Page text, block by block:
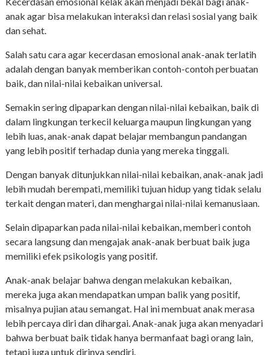
anak agar bisa melakukan interaksi dan relasi sosial yang baik
dan sehat.
Salah satu cara agar kecerdasan emosional anak-anak terlatih
adalah dengan banyak memberikan contoh-contoh perbuatan
baik, dan nilai-nilai kebaikan universal.
Semakin sering dipaparkan dengan nilai-nilai kebaikan, baik di
dalam lingkungan terkecil keluarga maupun lingkungan yang
lebih luas, anak-anak dapat belajar membangun pandangan
yang lebih positif terhadap dunia yang mereka tinggali.
Dengan banyak ditunjukkan nilai-nilai kebaikan, anak-anak jadi
lebih mudah berempati, memiliki tujuan hidup yang tidak selalu
terkait dengan materi, dan menghargai nilai-nilai kemanusiaan.
Selain dipaparkan pada nilai-nilai kebaikan, memberi contoh
secara langsung dan mengajak anak-anak berbuat baik juga
memiliki efek psikologis yang positif.
Anak-anak belajar bahwa dengan melakukan kebaikan,
mereka juga akan mendapatkan umpan balik yang positif,
misalnya pujian atau semangat. Hal ini membuat anak merasa
lebih percaya diri dan dihargai. Anak-anak juga akan menyadari
bahwa berbuat baik tidak hanya bermanfaat bagi orang lain,
tetapi juga untuk dirinya sendiri.